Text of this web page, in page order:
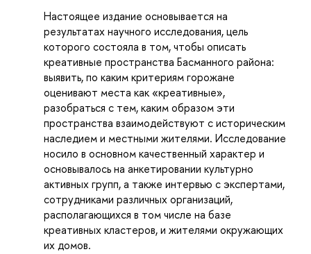
Настоящее издание основывается на
результатах научного исследования, цель
которого состояла в том, чтобы описать
креативные пространства Басманного района:
выявить, по каким критериям горожане
оценивают места как «креативные»,
разобраться с тем, каким образом эти
пространства взаимодействуют с историческим
наследием и местными жителями. Исследование
носило в основном качественный характер и
основывалось на анкетировании культурно
активных групп, а также интервью с экспертами,
сотрудниками различных организаций,
располагающихся в том числе на базе
креативных кластеров, и жителями окружающих
их домов.